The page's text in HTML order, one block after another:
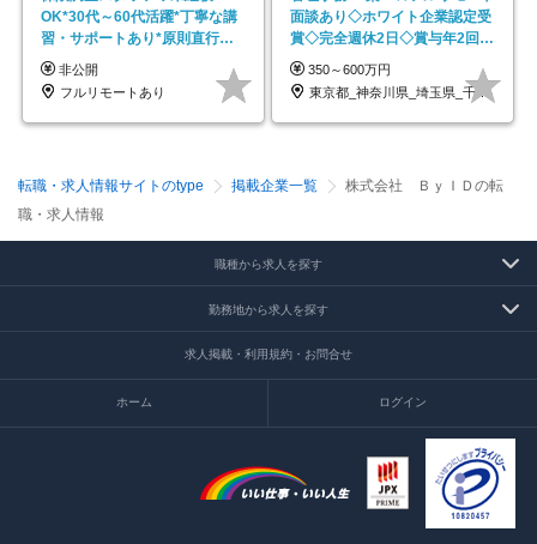
OK*30代～60代活躍*丁寧な講
習・サポートあり*原則直行直
帰／全国募集・業務委託
非公開
フルリモートあり
面談あり◇ホワイト企業認定受
賞◇完全週休2日◇賞与年2回
/p13
350～600万円
東京都_神奈川県_埼玉県_千葉県_大阪府…
転職・求人情報サイトのtype 掲載企業一覧
株式会社 ＢｙＩＤの転
職・求人情報
職種から求人を探す
勤務地から求人を探す
求人掲載・利用規約・お問合せ
ホーム ログイン